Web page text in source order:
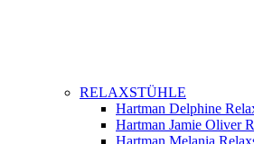
RELAXSTÜHLE
Hartman Delphine
Hartman Jamie Oliver
Hartman Melania